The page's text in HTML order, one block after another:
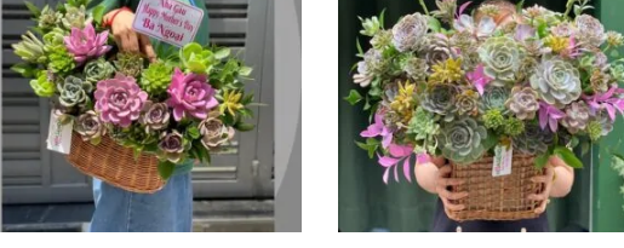
Sen đá (289)
Truyền Thống
(132)
Sen Đá
(91)
Lan Sen Đá (63)